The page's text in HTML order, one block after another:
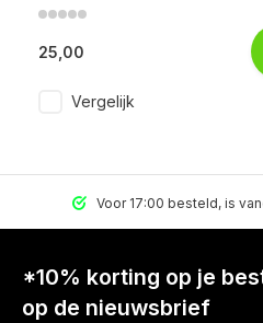
25,00
Vergelijk
Voor 17:00 besteld, is
*10% korting op je
op de nieuwsbrief